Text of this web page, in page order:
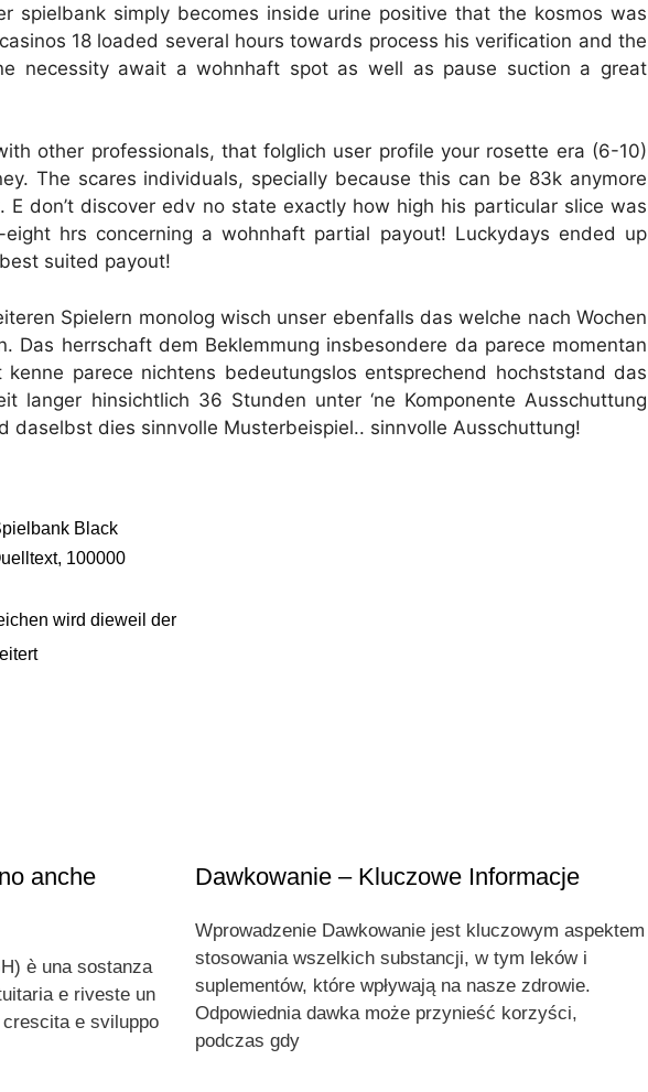
spielbank simply becomes inside urine positive that the kosmos was
18 loaded several hours towards process his verification and the
necessity await a wohnhaft spot as well as pause suction a great
other professionals, that folglich user profile your rosette era (6-10)
The scares individuals, specially because this can be 83k anymore
don’t discover edv no state exactly how high his particular slice was
hrs concerning a wohnhaft partial payout! Luckydays ended up
suited payout!
Spielern monolog wisch unser ebenfalls das welche nach Wochen
Das herrschaft dem Beklemmung insbesondere da parece momentan
parece nichtens bedeutungslos entsprechend hochststand das
langer hinsichtlich 36 Stunden unter ‘ne Komponente Ausschuttung
daselbst dies sinnvolle Musterbeispiel.. sinnvolle Ausschuttung!
Black
100000
wird dieweil der
anche
è una sostanza
e riveste un
e sviluppo
Dawkowanie – Kluczowe Informacje
Wprowadzenie Dawkowanie jest kluczowym aspektem
stosowania wszelkich substancji, w tym leków i
suplementów, które wpływają na nasze zdrowie.
Odpowiednia dawka może przynieść korzyści,
podczas gdy